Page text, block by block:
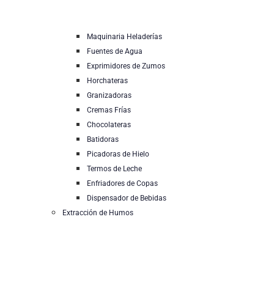
Maquinaria Heladerías
Fuentes de Agua
Exprimidores de Zumos
Horchateras
Granizadoras
Cremas Frías
Chocolateras
Batidoras
Picadoras de Hielo
Termos de Leche
Enfriadores de Copas
Dispensador de Bebidas
Extracción de Humos